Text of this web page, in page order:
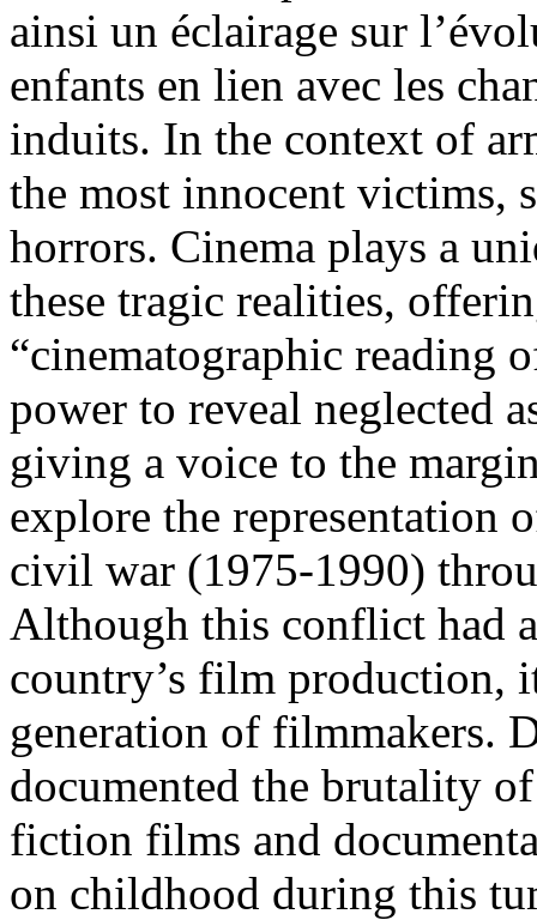
ainsi un éclairage sur
enfants en lien avec les
induits. In the context of
the most innocent victims,
horrors. Cinema plays a
these tragic realities,
“cinematographic reading
power to reveal neglected
giving a voice to the
explore the representation
civil war (1975-1990)
Although this conflict had
country’s film production,
generation of filmmakers.
documented the brutality
fiction films and
on childhood during this